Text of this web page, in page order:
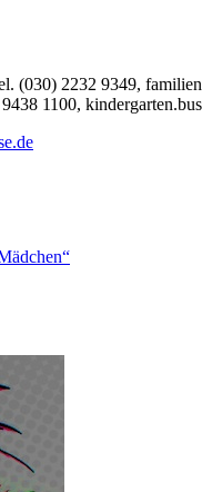
(030) 2232 9349,
1100,